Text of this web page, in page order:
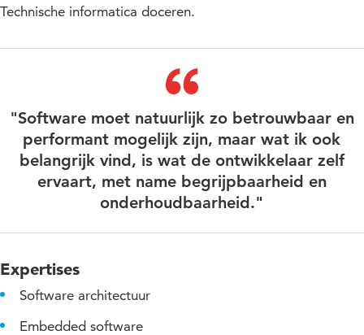
Technische informatica doceren.
"Software moet natuurlijk zo betrouwbaar en
performant mogelijk zijn, maar wat ik ook
belangrijk vind, is wat de ontwikkelaar zelf
ervaart, met name begrijpbaarheid en
onderhoudbaarheid."
Expertises
Software architectuur
Embedded software